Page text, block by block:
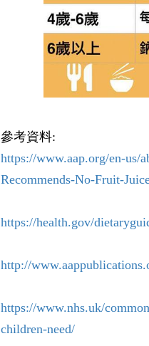
參考資料:
https://www.aap.org/en-us/
Recommends-No-Fruit-
https://health.gov/
http://
https://www.nhs.uk/
children-need/